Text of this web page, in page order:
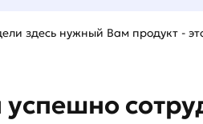
здесь нужный Вам продукт -